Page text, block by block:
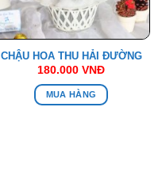
CHẬU HOA THU HẢI ĐƯỜNG
180.000 VNĐ
MUA HÀNG